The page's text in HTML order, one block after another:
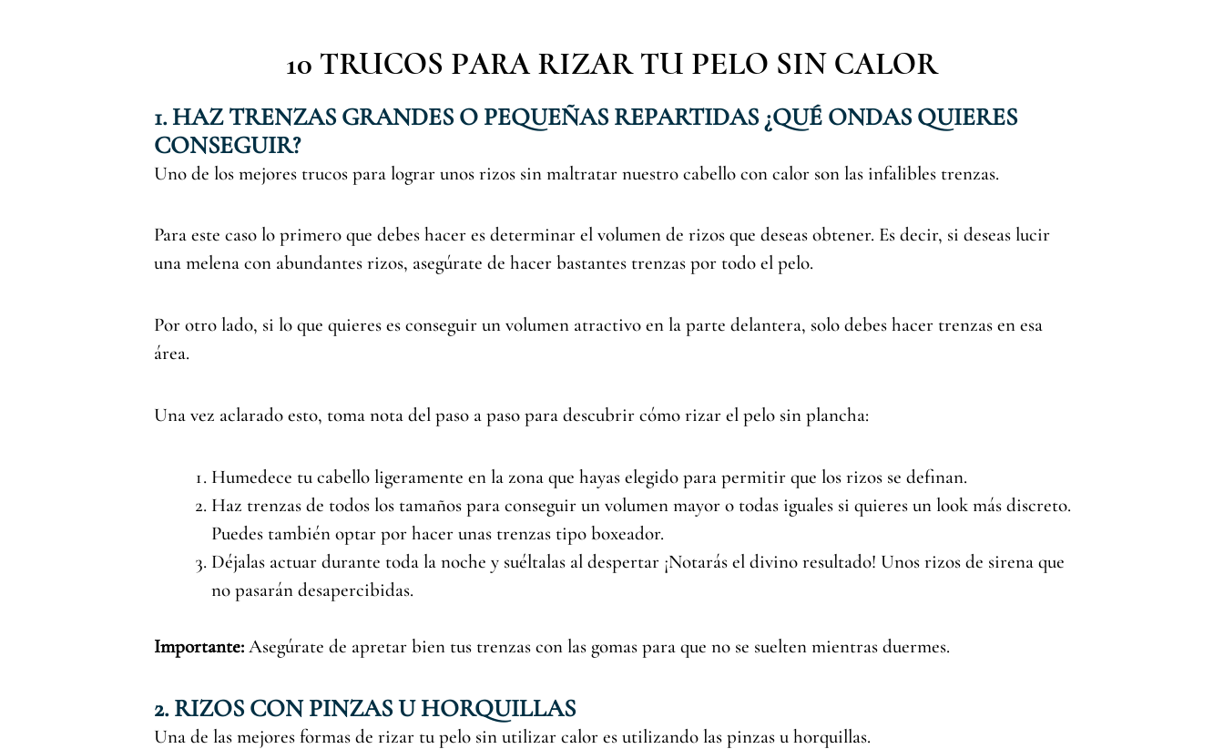
10 TRUCOS PARA RIZAR TU PELO SIN CALOR
1. HAZ TRENZAS GRANDES O PEQUEÑAS REPARTIDAS ¿QUÉ ONDAS QUIERES
CONSEGUIR?
Uno de los mejores trucos para lograr unos rizos sin maltratar nuestro cabello con calor son las infalibles trenzas.
Para este caso lo primero que debes hacer es determinar el volumen de rizos que deseas obtener. Es decir, si deseas lucir
una melena con abundantes rizos, asegúrate de hacer bastantes trenzas por todo el pelo.
Por otro lado, si lo que quieres es conseguir un volumen atractivo en la parte delantera, solo debes hacer trenzas en esa
área.
Una vez aclarado esto, toma nota del paso a paso para descubrir cómo rizar el pelo sin plancha:
Humedece tu cabello ligeramente en la zona que hayas elegido para permitir que los rizos se definan.
Haz trenzas de todos los tamaños para conseguir un volumen mayor o todas iguales si quieres un look más discreto.
Puedes también optar por hacer unas trenzas tipo boxeador.
Déjalas actuar durante toda la noche y suéltalas al despertar ¡Notarás el divino resultado! Unos rizos de sirena que
no pasarán desapercibidas.
Importante: Asegúrate de apretar bien tus trenzas con las gomas para que no se suelten mientras duermes.
2. RIZOS CON PINZAS U HORQUILLAS
Una de las mejores formas de rizar tu pelo sin utilizar calor es utilizando las pinzas u horquillas.